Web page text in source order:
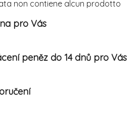
non contiene alcun prodotto
pro Vás
peněz do 14 dnů pro Vás